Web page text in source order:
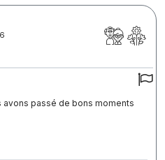
passé de bons moments